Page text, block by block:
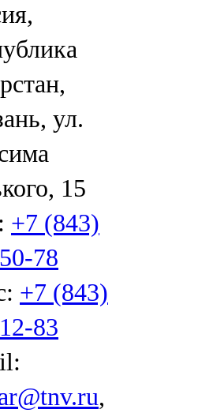
ул.
15
+7 (843)
78
+7 (843)
83
,